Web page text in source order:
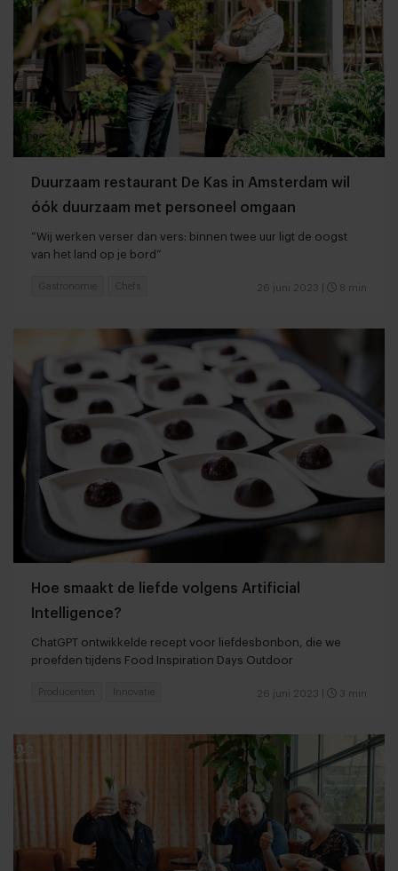
Duurzaam restaurant De Kas in Amsterdam wil
óók duurzaam met personeel omgaan
“Wij werken verser dan vers: binnen twee uur ligt de oogst
van het land op je bord”
26 juni 2023 8 min
Gastronomie Chefs
Hoe smaakt de liefde volgens Artificial
Intelligence?
ChatGPT ontwikkelde recept voor liefdesbonbon, die we
proefden tijdens Food Inspiration Days Outdoor
26 juni 2023 3 min
Producenten Innovatie